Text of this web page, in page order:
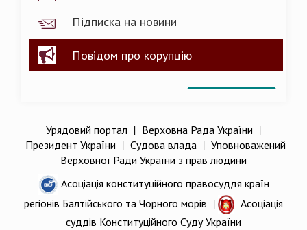
Підписка на новини
Повідом про корупцію
Урядовий портал | Верховна Рада України |
Президент України | Судова влада| Уповноважений
Верховної Ради України з прав людини
Асоціація конституційного правосуддя країн
регіонів Балтійського та Чорного морів |
Асоціація
суддів Конституційного Суду України